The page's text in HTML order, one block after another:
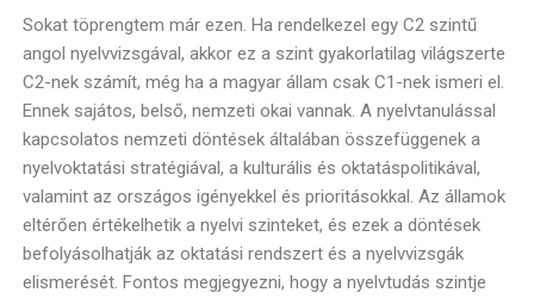
Sokat töprengtem már ezen. Ha rendelkezel egy C2 szintű
angol nyelvvizsgával, akkor ez a szint gyakorlatilag világszerte
C2-nek számít, még ha a magyar állam csak C1-nek ismeri el.
Ennek sajátos, belső, nemzeti okai vannak. A nyelvtanulással
kapcsolatos nemzeti döntések általában összefüggenek a
nyelvoktatási stratégiával, a kulturális és oktatáspolitikával,
valamint az országos igényekkel és prioritásokkal. Az államok
eltérően értékelhetik a nyelvi szinteket, és ezek a döntések
befolyásolhatják az oktatási rendszert és a nyelvvizsgák
elismerését. Fontos megjegyezni, hogy a nyelvtudás szintje